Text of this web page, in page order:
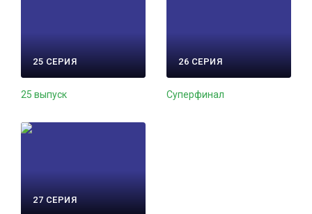
25 СЕРИЯ
25 выпуск
26 СЕРИЯ
Суперфинал
27 СЕРИЯ